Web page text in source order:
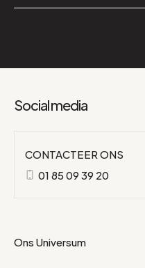
Social media
CONTACTEER ONS
01 85 09 39 20
Ons Universum